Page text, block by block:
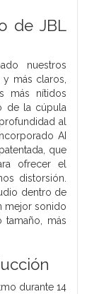
de JBL
nuestros
más claros,
más nítidos
de la cúpula
al
AI
que
ofrecer el
distorsión.
dentro de
mejor sonido
más
durante 14